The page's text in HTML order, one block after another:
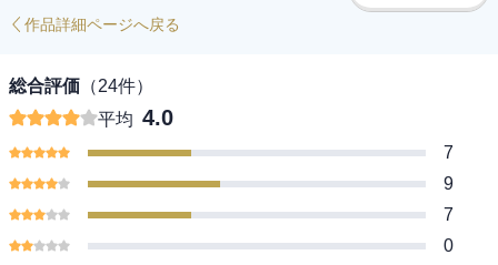
作品詳細ページへ戻る
総合評価 （24件）
平均 4.0
7
9
7
0